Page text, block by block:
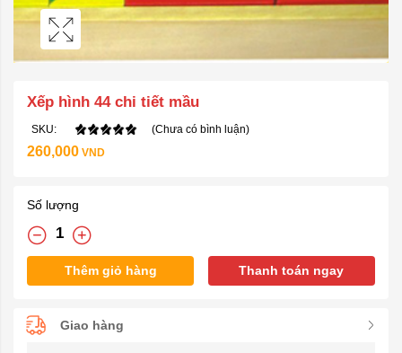
Xếp hình 44 chi tiết mầu
SKU: (Chưa có bình luận)
260,000 VND
Số lượng
Thêm giỏ hàng Thanh toán ngay
Giao hàng